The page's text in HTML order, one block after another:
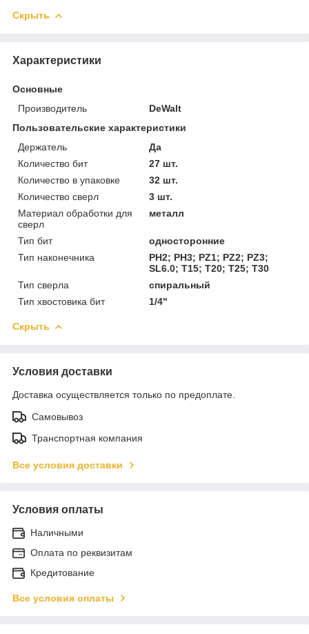
Скрыть
Характеристики
Основные
Производитель
DeWalt
Пользовательские характеристики
Держатель
Да
Количество бит
27 шт.
Количество в упаковке
32 шт.
Количество сверл
3 шт.
Материал обработки для
сверл
металл
Тип бит
односторонние
Тип наконечника
PH2; PH3; PZ1; PZ2; PZ3;
SL6.0; T15; T20; Т25; Т30
Тип сверла
спиральный
Тип хвостовика бит
1/4"
Скрыть
Условия доставки
Доставка осуществляется только по предоплате.
Самовывоз
Транспортная компания
Все условия доставки
Условия оплаты
Наличными
Оплата по реквизитам
Кредитование
Все условия оплаты